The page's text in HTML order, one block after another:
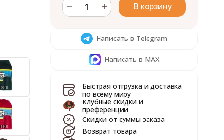
В корзину
Написать в Telegram
Написать в MAX
Быстрая отгрузка и доставка
по всему миру
Клубные скидки и
преференции
Скидки от суммы заказа
Возврат товара